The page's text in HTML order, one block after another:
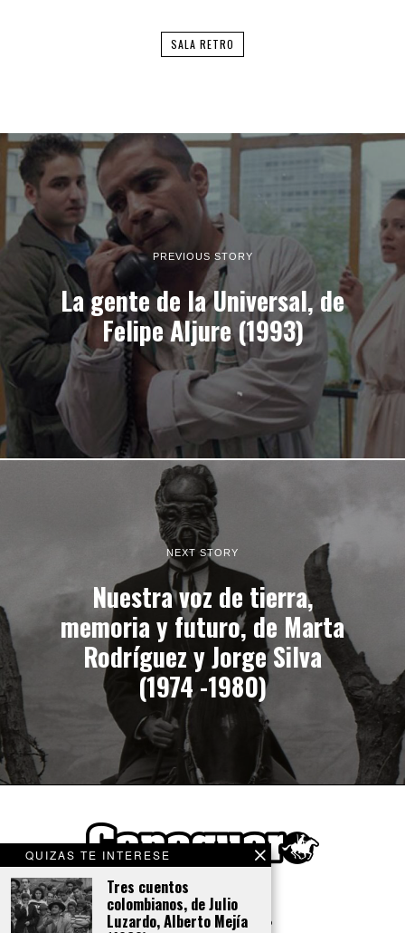
SALA RETRO
QUIZAS TE INTERESE
Tres cuentos
colombianos, de Julio
Luzardo, Alberto Mejía
PREVIOUS STORY
La gente de la Universal, de
Felipe Aljure (1993)
NEXT STORY
Nuestra voz de tierra,
memoria y futuro, de Marta
Rodríguez y Jorge Silva
(1974 -1980)